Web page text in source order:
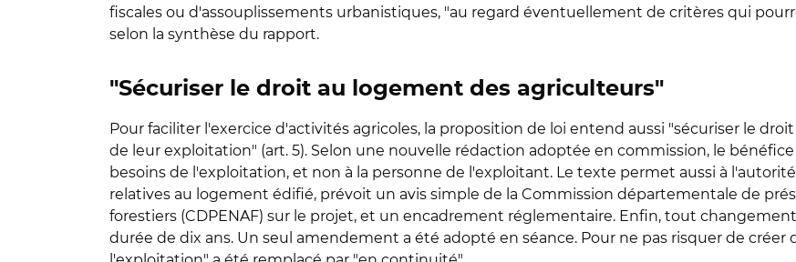
fiscales ou d'assouplissements urbanistiques, "au regard éventuellement de critères qui
selon la synthèse du rapport.
"Sécuriser le droit au logement des agriculteurs"
Pour faciliter l'exercice d'activités agricoles, la proposition de loi entend aussi "sécuriser le
de leur exploitation" (art. 5). Selon une nouvelle rédaction adoptée en commission, le
besoins de l'exploitation, et non à la personne de l'exploitant. Le texte permet aussi à
relatives au logement édifié, prévoit un avis simple de la Commission départementale de
forestiers (CDPENAF) sur le projet, et un encadrement réglementaire. Enfin, tout
durée de dix ans. Un seul amendement a été adopté en séance. Pour ne pas risquer de